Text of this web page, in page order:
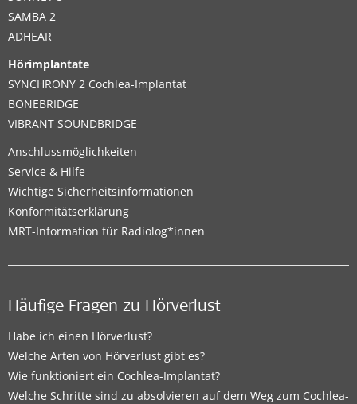
SAMBA 2
ADHEAR
Hörimplantate
SYNCHRONY 2 Cochlea-Implantat
BONEBRIDGE
VIBRANT SOUNDBRIDGE
Anschlussmöglichkeiten
Service & Hilfe
Wichtige Sicherheitsinformationen
Konformitätserklärung
MRT-Information für Radiolog*innen
Häufige Fragen zu Hörverlust
Habe ich einen Hörverlust?
Welche Arten von Hörverlust gibt es?
Wie funktioniert ein Cochlea-Implantat?
Welche Schritte sind zu absolvieren auf dem Weg zum Cochlea-